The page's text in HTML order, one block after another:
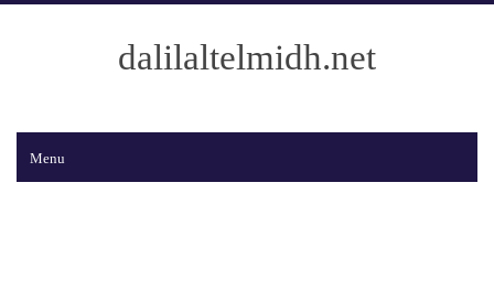
dalilaltelmidh.net
Menu